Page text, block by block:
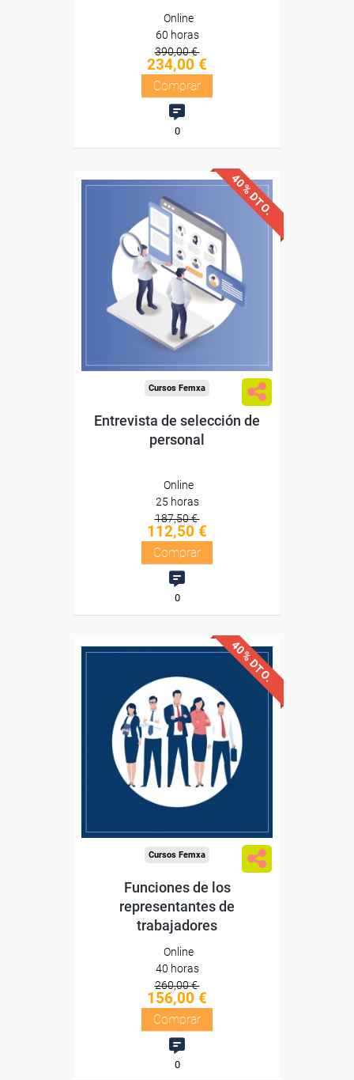
Online
60 horas
390,00 €
234,00 €
Comprar
0
40% DTO.
Descuentos especiales
Sin requisitos de acceso
Diploma
Compra segura
Cursos Femxa
Entrevista de selección de
personal
Online
25 horas
187,50 €
112,50 €
Comprar
0
40% DTO.
Descuentos especiales
Sin requisitos de acceso
Diploma
Cursos Femxa
Funciones de los
representantes de
trabajadores
Online
40 horas
260,00 €
156,00 €
Comprar
0